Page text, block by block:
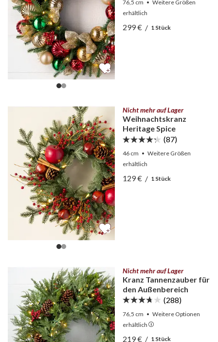
76,5 cm • WeitereGrößen
erhältlich
Ansicht Doppelseitiger
Ansicht Doppelseitiger
299 €/ 1 Stück
Nicht mehr auf Lager
Weihnachtskranz
Heritage Spice
(87)
46 cm • WeitereGrößen
erhältlich
Ansicht Weihnachtskranz
Ansicht Weihnachtskranz
129 €/ 1 Stück
Nicht mehr auf Lager
Kranz Tannenzauber für
den Außenbereich
(288)
76,5 cm • WeitereOptionen
erhältlich
Ansicht Kranz
219 €/ 1 Stück